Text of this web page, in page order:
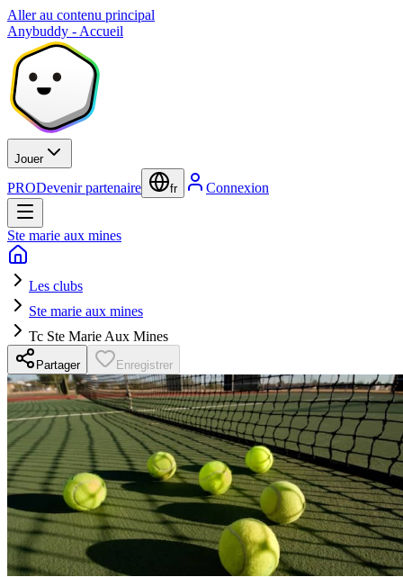
Aller au contenu principal
Anybuddy - Accueil
Jouer
PRODevenir partenaire fr Connexion
Ste marie aux mines
Les clubs
Ste marie aux mines
Tc Ste Marie Aux Mines
Partager Enregistrer